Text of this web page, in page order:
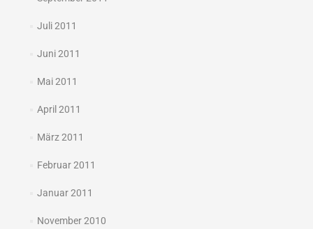
Juli 2011
Juni 2011
Mai 2011
April 2011
März 2011
Februar 2011
Januar 2011
November 2010